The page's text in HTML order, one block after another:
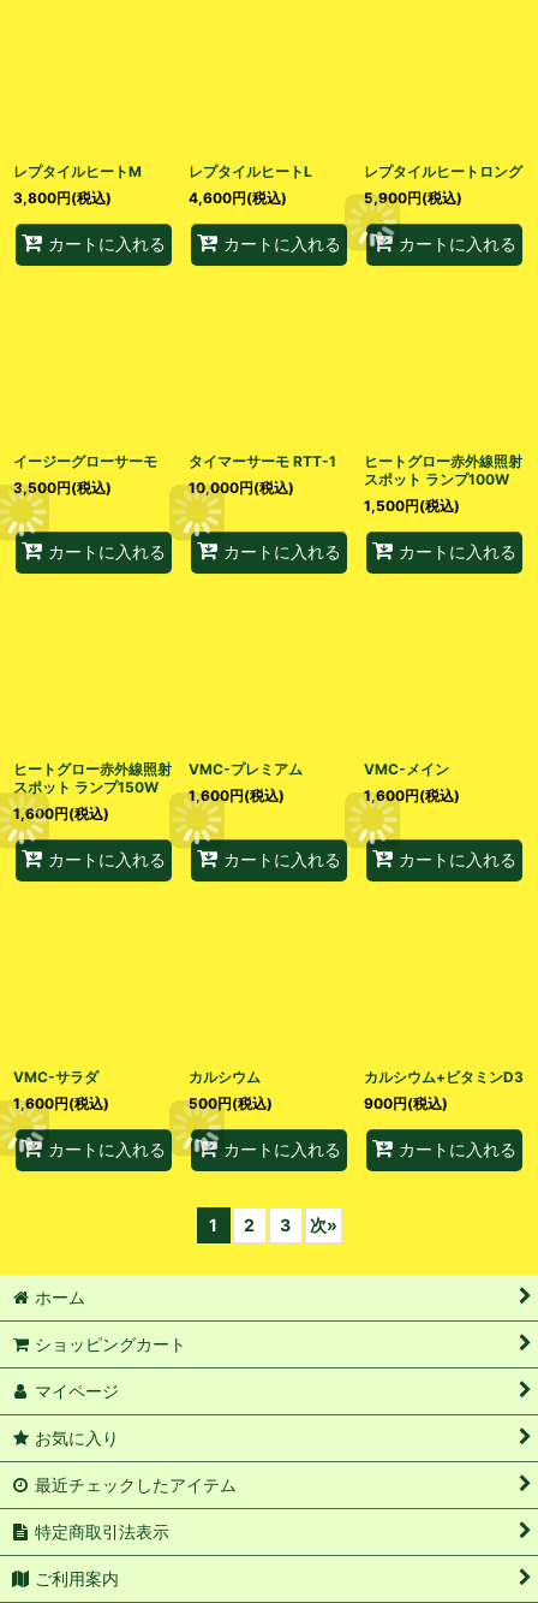
レプタイルヒートM
3,800円(税込)
カートに入れる
レプタイルヒートL
4,600円(税込)
カートに入れる
レプタイルヒートロング
5,900円(税込)
カートに入れる
イージーグローサーモ
3,500円(税込)
カートに入れる
タイマーサーモ RTT-1
10,000円(税込)
カートに入れる
ヒートグロー赤外線照射
スポット ランプ100W
1,500円(税込)
カートに入れる
ヒートグロー赤外線照射
スポット ランプ150W
1,600円(税込)
カートに入れる
VMC-プレミアム
1,600円(税込)
カートに入れる
VMC-メイン
1,600円(税込)
カートに入れる
VMC-サラダ
1,600円(税込)
カートに入れる
カルシウム
500円(税込)
カートに入れる
カルシウム+ビタミンD3
900円(税込)
カートに入れる
1 2 3 次»
ホーム
ショッピングカート
マイページ
お気に入り
最近チェックしたアイテム
特定商取引法表示
ご利用案内